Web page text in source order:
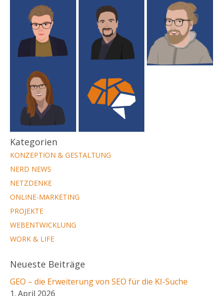
Kategorien
KONZEPTION & GESTALTUNG
NERD NEWS
NETZDENKE
ONLINE-MARKETING
PROJEKTE
WEBENTWICKLUNG
WORK & LIFE
Neueste Beiträge
GEO – die Erweiterung von SEO für die KI-Suche
1. April 2026